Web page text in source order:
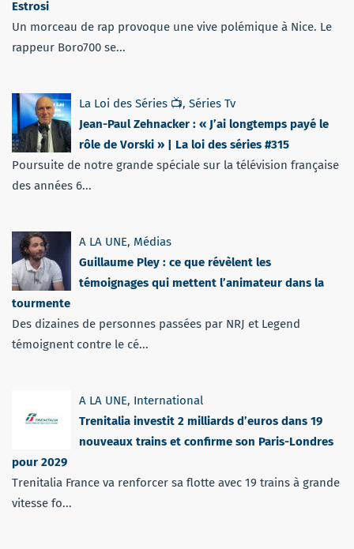
Estrosi
Un morceau de rap provoque une vive polémique à Nice. Le
rappeur Boro700 se...
La Loi des Séries 📺, Séries Tv
Jean-Paul Zehnacker : « J’ai longtemps payé le
rôle de Vorski » | La loi des séries #315
Poursuite de notre grande spéciale sur la télévision française
des années 6...
A LA UNE, Médias
Guillaume Pley : ce que révèlent les
témoignages qui mettent l’animateur dans la
tourmente
Des dizaines de personnes passées par NRJ et Legend
témoignent contre le cé...
A LA UNE, International
Trenitalia investit 2 milliards d’euros dans 19
nouveaux trains et confirme son Paris-Londres
pour 2029
Trenitalia France va renforcer sa flotte avec 19 trains à grande
vitesse fo...